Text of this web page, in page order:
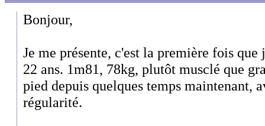
Bonjour,
Je me présente, c'est la première fois
22 ans. 1m81, 78kg, plutôt musclé que
pied depuis quelques temps maintenant,
régularité.